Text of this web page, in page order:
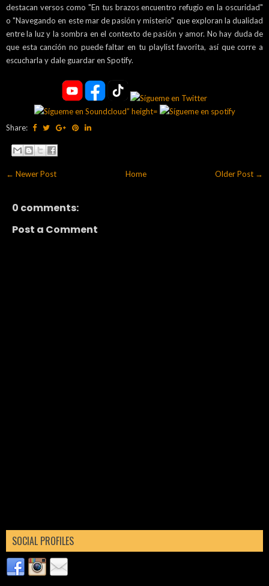
destacan versos como "En tus brazos encuentro refugio en la oscuridad"
o"Navegando en este mar de pasión y misterio" que exploran la dualidad
entre la luz y la sombra en el contexto de pasión y amor. No hay duda de
que esta canción no puede faltar en tu playlist favorita, así que corre a
escucharla y dale guardar en Spotify.
Share:
← Newer Post Older Post →
Home
0 comments:
Post a Comment
SOCIAL PROFILES